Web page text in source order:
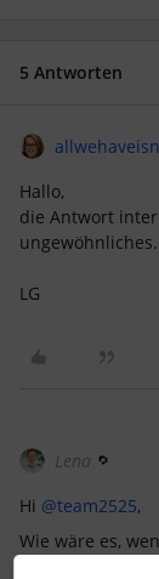
5 Antworten
Hallo,
die Antwort
ungewöhnliches.
LG
Lena
Hi @team2525,
Wie wäre es,